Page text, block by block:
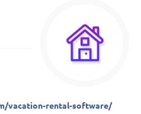
vacation-rental-software/